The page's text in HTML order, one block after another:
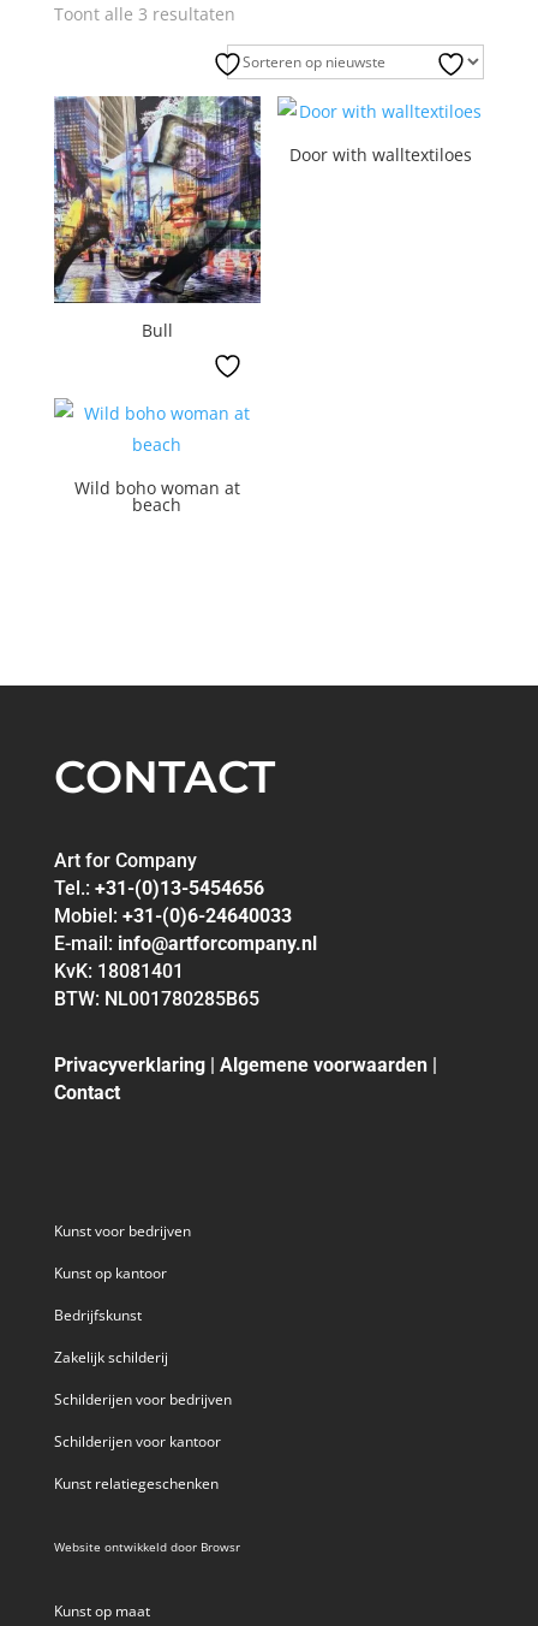
Toont alle 3 resultatenGesorteerd
op
nieuwste
Bull
Door with walltextiloes
Wild boho woman at
beach
CONTACT
Art for Company
Tel.: +31-(0)13-5454656
Mobiel: +31-(0)6-24640033
E-mail: info@artforcompany.nl
KvK: 18081401
BTW: NL001780285B65
Privacyverklaring| Algemene voorwaarden|
Contact
Kunst voor bedrijven
Kunst op kantoor
Bedrijfskunst
Zakelijk schilderij
Schilderijen voor bedrijven
Schilderijen voor kantoor
Kunst relatiegeschenken
Website ontwikkeld door Browsr
Kunst op maat